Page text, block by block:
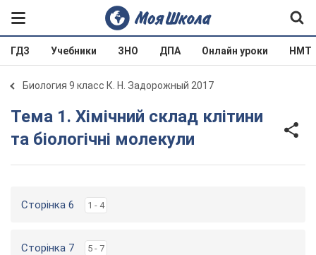
ГДЗ Учебники ЗНО ДПА Онлайн уроки НМТ
Биология 9 класс К. Н. Задорожный 2017
Тема 1. Хімічний склад клітини
та біологічні молекули
Сторінка 6 1 - 4
Сторінка 7 5 - 7